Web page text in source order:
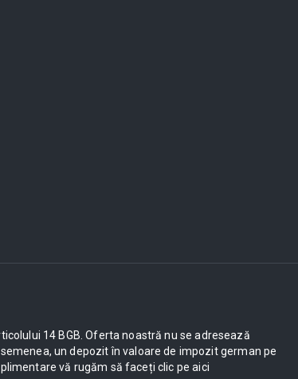
14 BGB. Oferta noastră nu se adresează
un depozit în valoare de impozit german pe
vă rugăm să faceți clic pe aici